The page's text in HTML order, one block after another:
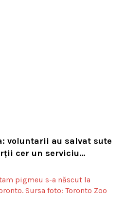
voluntarii au salvat sute
cer un serviciu